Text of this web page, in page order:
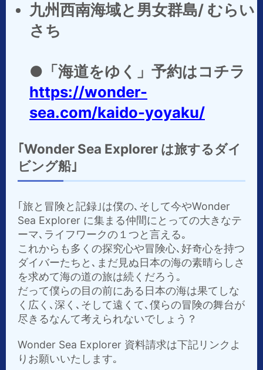
九州西南海域と男女群島/ むらい
さち
●「海道をゆく」予約はコチラ
https://wonder-
sea.com/kaido-yoyaku/
｢Wonder Sea Explorer は旅するダイ
ビング船｣
｢旅と冒険と記録｣は僕の､そして今やWonder
Sea Explorer に集まる仲間にとっての大きなテ
ーマ､ライフワークの１つと言える｡
これからも多くの探究心や冒険心､好奇心を持つ
ダイバーたちと､まだ見ぬ日本の海の素晴らしさ
を求めて海の道の旅は続くだろう｡
だって僕らの目の前にある日本の海は果てしな
く広く､深く､そして遠くて､僕らの冒険の舞台が
尽きるなんて考えられないでしょう？
Wonder Sea Explorer 資料請求は下記リンクよ
りお願いいたします｡